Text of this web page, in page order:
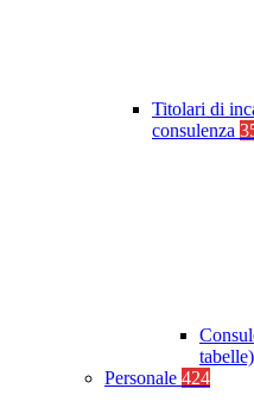
Titolari di
consulenza
tabelle)
Personale 424